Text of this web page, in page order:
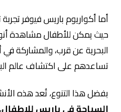
أماأكواريوم باريسفيوفر
حيث يمكن للأطفال مشاهدة
البحرية عن قرب، والمشاركة
تساعدهم على اكتشاف عالم
بفضل هذا التنوع، تُعد هذه